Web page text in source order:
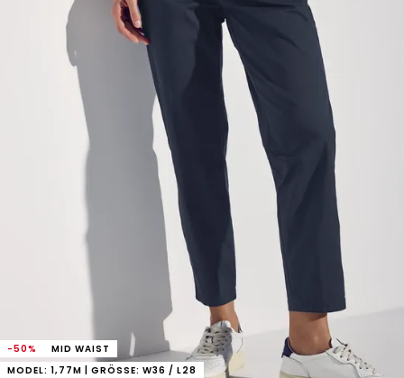
-50%
MID WAIST
MODEL: 1,77M | GRÖSSE: W36 / L28